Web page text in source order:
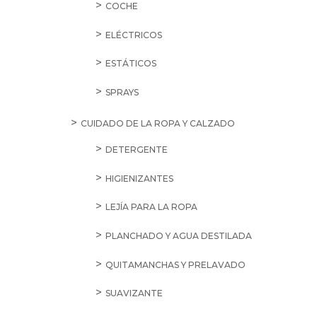
COCHE
ELÉCTRICOS
ESTÁTICOS
SPRAYS
CUIDADO DE LA ROPA Y CALZADO
DETERGENTE
HIGIENIZANTES
LEJÍA PARA LA ROPA
PLANCHADO Y AGUA DESTILADA
QUITAMANCHAS Y PRELAVADO
SUAVIZANTE